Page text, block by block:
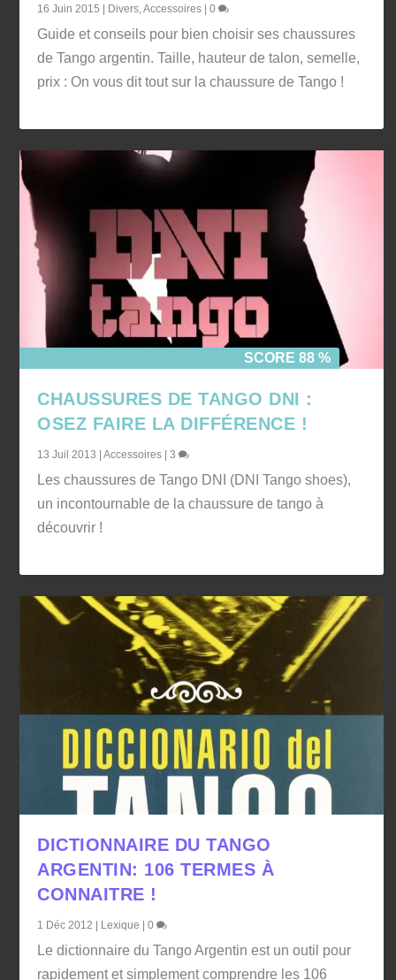
16 Juin 2015 Divers,Accessoires |0
Guide et conseils pour bien choisir ses chaussures
de Tango argentin. Taille, hauteur de talon, semelle,
prix : On vous dit tout sur la chaussure de Tango !
SCORE 88 %
CHAUSSURES DE TANGO DNI :
OSEZ FAIRE LA DIFFÉRENCE !
13 Juil 2013 |Accessoires |3
Les chaussures de Tango DNI (DNI Tango shoes),
un incontournable de la chaussure de tango à
découvrir !
DICTIONNAIRE DU TANGO
ARGENTIN: 106 TERMES À
CONNAITRE !
1 Déc 2012 | Lexique |0
Le dictionnaire du Tango Argentin est un outil pour
rapidement et simplement comprendre les 106